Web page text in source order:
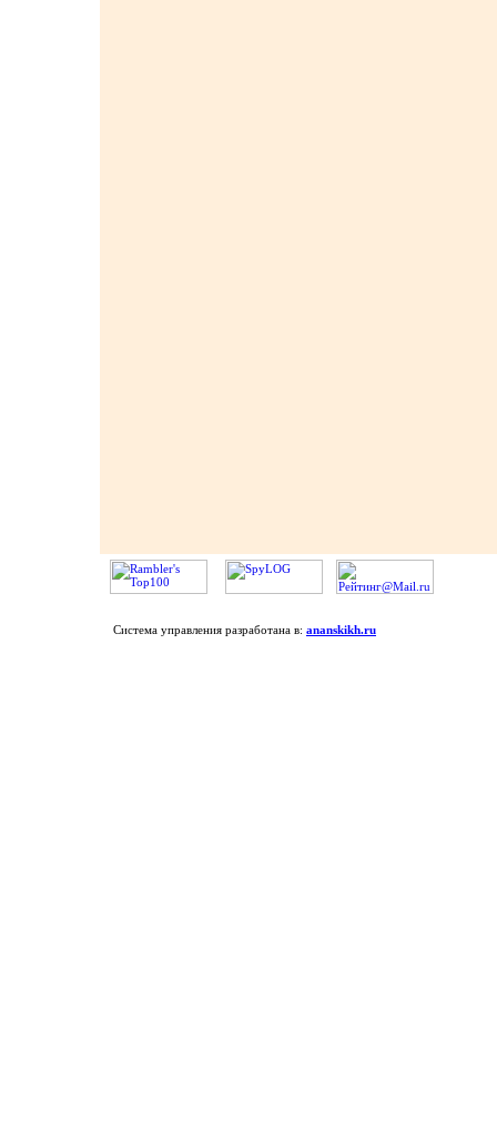
Система управления разработана в: ananskikh.ru